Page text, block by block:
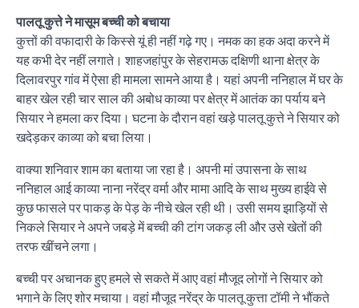
पालतू कुत्ते ने मासूम बच्ची को बचाया
कुत्तों की वफादारी के किस्से यूं ही नहीं गढ़े गए। नमक का हक अदा करने में
यह कभी देर नहीं लगाते। शाहजहांपुर के सेहरामऊ दक्षिणी थाना क्षेत्र के
दिलावरपुर गांव में ऐसा ही मामला सामने आया है। यहां अपनी ननिहाल में घर के
बाहर खेल रही चार साल की अबोध काव्या पर क्षेत्र में आतंक का पर्याय बने
सियार ने हमला कर दिया। घटना के दौरान वहां खड़े पालतू कुत्ते ने सियार को
खदेड़कर काव्या को बचा लिया।
वाक्या शनिवार शाम का बताया जा रहा है। अपनी मां उपासना के साथ
ननिहाल आई काव्या नाना नरेंद्र वर्मा और मामा आदि के साथ मुख्य हाईवे से
कुछ फासले पर पाकड़ के पेड़ के नीचे खेल रही थी। उसी समय झाड़ियों से
निकले सियार ने अपने जबड़े में बच्ची की टांग जकड़ ली और उसे खेतों की
तरफ खींचने लगा।
बच्ची पर अचानक हुए हमले से सकते में आए वहां मौजूद लोगों ने सियार को
भगाने के लिए शोर मचाया। वहां मौजूद नरेंद्र के पालतू कुत्ता टॉमी ने भौंकते